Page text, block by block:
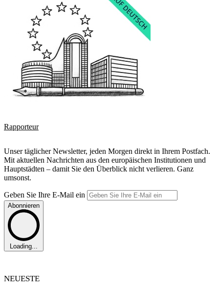
Rapporteur
Unser täglicher Newsletter, jeden Morgen direkt in Ihrem Postfach.
Mit aktuellen Nachrichten aus den europäischen Institutionen und
Hauptstädten – damit Sie den Überblick nicht verlieren. Ganz
umsonst.
Geben Sie Ihre E-Mail ein
Abonnieren
Loading...
NEUESTE